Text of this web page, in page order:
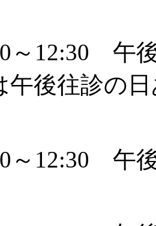
～12:30 午
午後往診の
～12:30 午